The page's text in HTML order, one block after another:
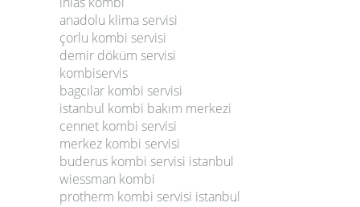
anadolu klima servisi
çorlu kombi servisi
demir döküm servisi
kombiservis
bagcılar kombi servisi
istanbul kombi bakım merkezi
cennet kombi servisi
merkez kombi servisi
buderus kombi servisi istanbul
wiessman kombi
protherm kombi servisi istanbul